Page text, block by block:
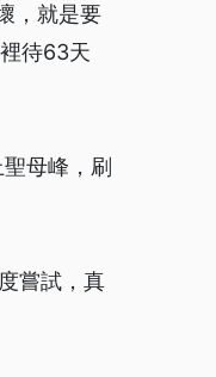
，就是要
待63天
母峰，刷
嘗試，真